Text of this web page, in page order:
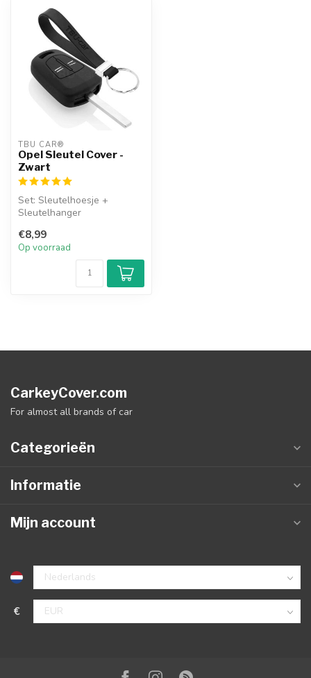
TBU CAR®
Opel Sleutel Cover -
Zwart
Set: Sleutelhoesje +
Sleutelhanger
€8,99
Op voorraad
CarkeyCover.com
For almost all brands of car
Categorieën
Informatie
Mijn account
€